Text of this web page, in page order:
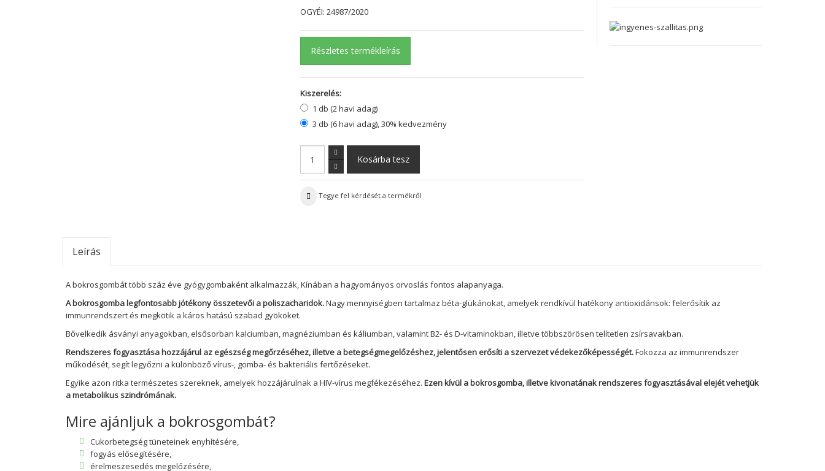
OGYÉI: 24987/2020
Részletes termékleírás
Kiszerelés:
1 db (2 havi adag)
3 db (6 havi adag), 30% kedvezmény
Tegye fel kérdését a termékről
Leírás
A bokrosgombát több száz éve gyógygombaként alkalmazzák, Kínában a hagyományos orvoslás fontos alapanyaga.
A bokrosgomba legfontosabb jótékony összetevői a poliszacharidok.Nagy mennyiségben tartalmaz béta-glükánokat, amelyek rendkívül hatékony antioxidánsok: felerősítik az
immunrendszert és megkötik a káros hatású szabad gyököket.
Bővelkedik ásványi anyagokban, elsősorban kalciumban, magnéziumban és káliumban, valamint B2- és D-vitaminokban, illetve többszörösen telítetlen zsírsavakban.
Rendszeres fogyasztása hozzájárul az egészség megőrzéséhez, illetve a betegségmegelőzéshez, jelentősen erősíti a szervezet védekezőképességét.Fokozza az immunrendszer
működését, segít legyőzni a különböző vírus-, gomba- és bakteriális fertőzéseket.
Egyike azon ritka természetes szereknek, amelyek hozzájárulnak a HIV-vírus megfékezéséhez. Ezen kívül a bokrosgomba, illetve kivonatának rendszeres fogyasztásával elejét vehetjük
a metabolikus szindrómának.
Mire ajánljuk a bokrosgombát?
Cukorbetegség tüneteinek enyhítésére,
fogyás elősegítésére,
érelmeszesedés megelőzésére,